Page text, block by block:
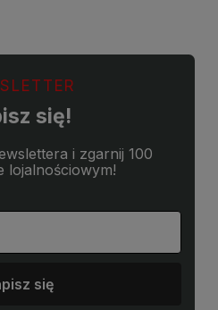
się!
i zgarnij 100
lojalnościowym!
się